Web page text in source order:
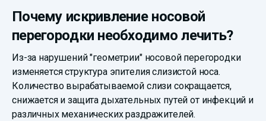
Почему искривление носовой
перегородки необходимо лечить?
Из-за нарушений "геометрии" носовой перегородки
изменяется структура эпителия слизистой носа.
Количество вырабатываемой слизи сокращается,
снижается и защита дыхательных путей от инфекций и
различных механических раздражителей.